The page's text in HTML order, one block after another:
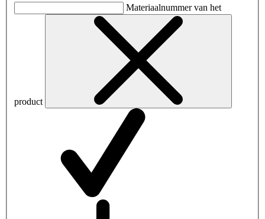
Materiaalnummer van het
product